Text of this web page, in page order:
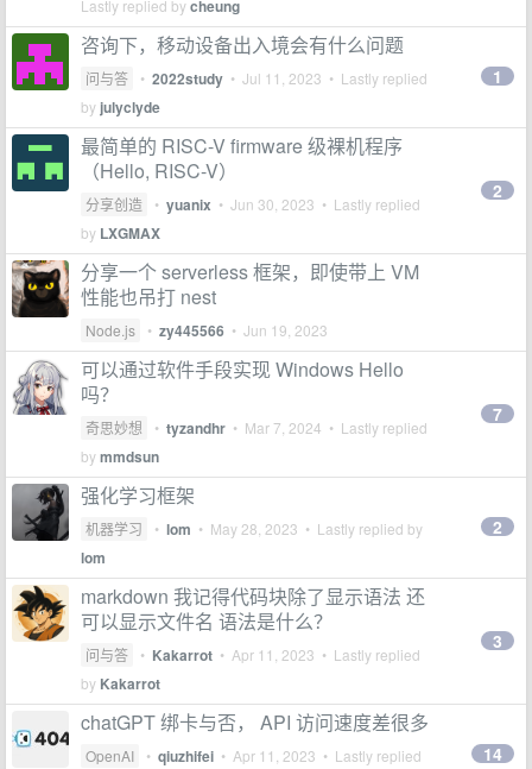
Lastly replied bycheung
咨询下，移动设备出入境会有什么问题
问与答 • 2022study • Jul 11, 2023 • Lastly replied
by julyclyde
1
最简单的 RISC-V firmware 级裸机程序
（Hello, RISC-V）
分享创造 • yuanix • Jun 30, 2023 • Lastly replied
by LXGMAX
2
分享一个 serverless 框架，即使带上 VM
性能也吊打 nest
Node.js • zy445566 • Jun 19, 2023
可以通过软件手段实现 Windows Hello
吗？
奇思妙想 • tyzandhr • Mar 7, 2024 • Lastly replied
bymmdsun
7
强化学习框架
机器学习 • lom • May 28, 2023 • Lastly replied by
lom
2
markdown 我记得代码块除了显示语法 还
可以显示文件名 语法是什么？
问与答 • Kakarrot • Apr 11, 2023 • Lastly replied
by Kakarrot
3
chatGPT 绑卡与否， API 访问速度差很多
OpenAI • qiuzhifei • Apr 11, 2023 • Lastly replied 14